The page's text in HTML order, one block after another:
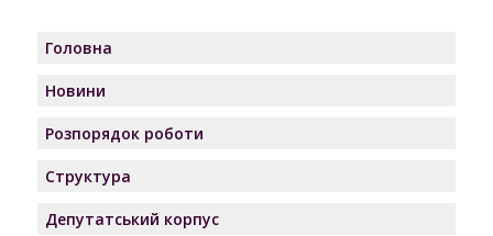
Головна
Новини
Розпорядок роботи
Структура
Депутатський корпус